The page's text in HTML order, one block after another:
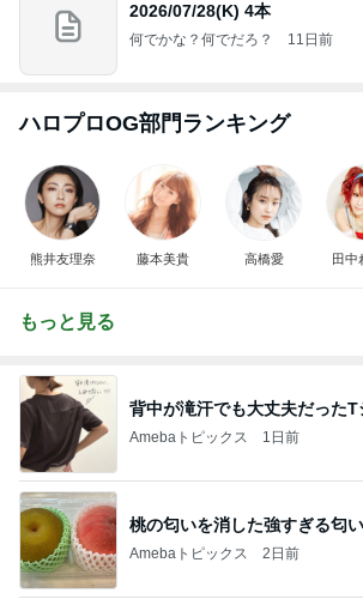
2026/07/28(K) 4本
何でかな？何でだろ？ 11日前
ハロプロOG部門ランキング
熊井友理奈 藤本美貴 高橋愛 田中
もっと見る
背中が滝汗でも大丈夫だったT
Amebaトピックス 1日前
桃の匂いを消した強すぎる匂い
Amebaトピックス 2日前